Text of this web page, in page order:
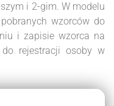
i 2-gim. W modelu
wzorców do
i zapisie wzorca na
rejestracji osoby w